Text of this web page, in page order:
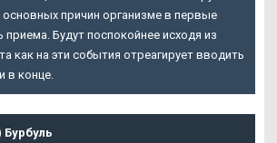
причин организме в первые
приема. Будут поспокойнее исходя из
как на эти события отреагирует вводить
в конце.
Бурбуль